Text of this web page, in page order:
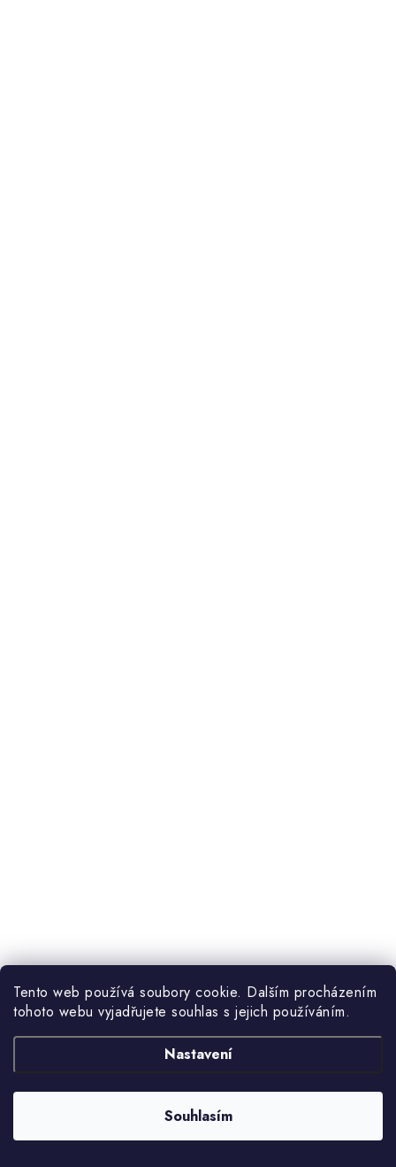
Tento web používá soubory cookie. Dalším procházením
tohoto webu vyjadřujete souhlas s jejich používáním.
Nastavení
Souhlasím